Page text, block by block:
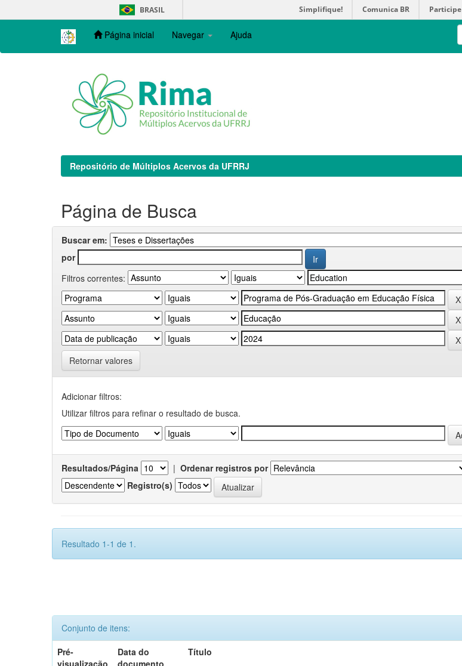
navigation
BRASIL Simplifique! Comunica BR Participe
Página inicial Navegar Ajuda
Repositório de Múltiplos Acervos da UFRRJ
Página de Busca
Buscar em:
por
Filtros correntes:
Retornar valores
Adicionar filtros:
Utilizar filtros para refinar o resultado de busca.
Resultados/Página | Ordenar registros por
Registro(s)
Resultado 1-1 de 1.
Conjunto de itens:
Pré-
visualização
Data do
documento
Título